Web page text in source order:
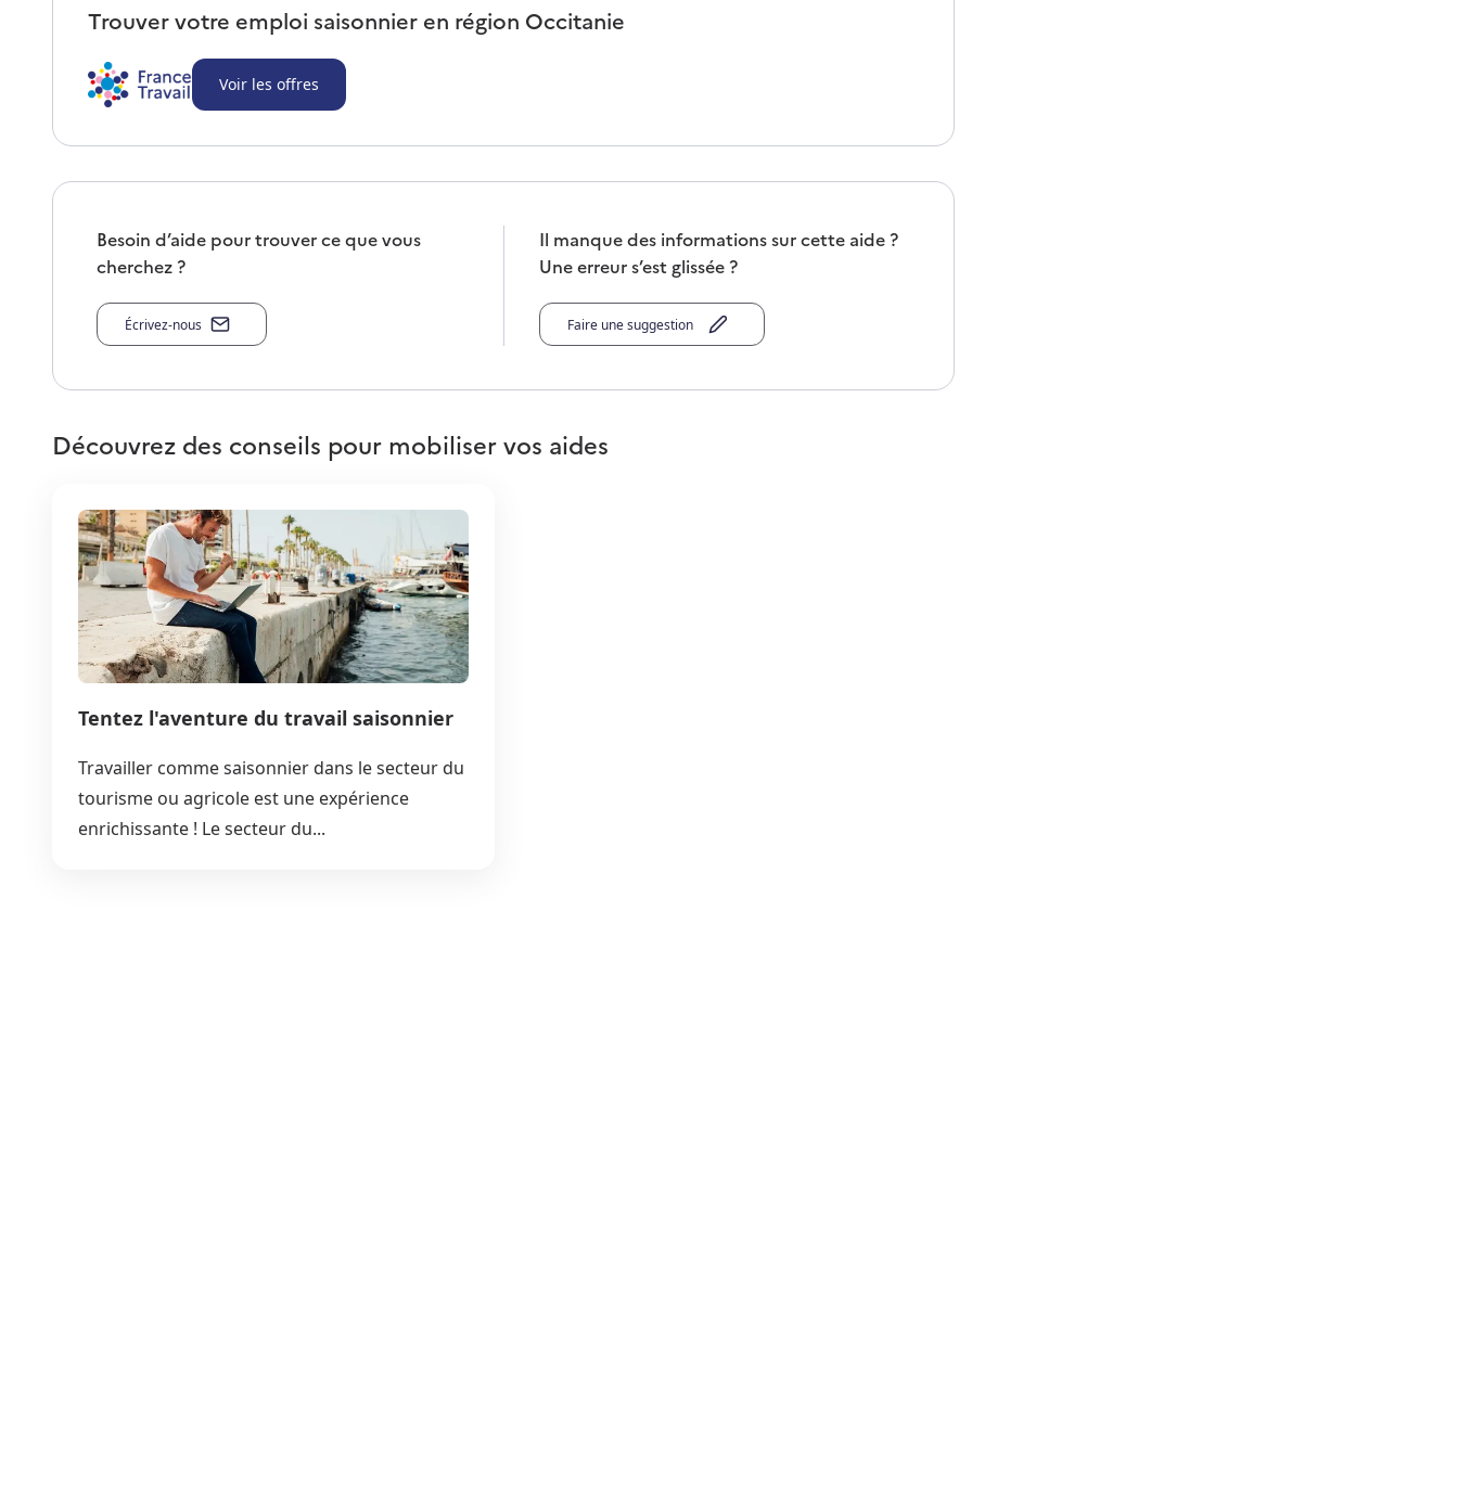
Trouver votre emploi saisonnier en région Occitanie
Voir les offres
Besoin d’aide pour trouver ce que vous
cherchez ?
Écrivez-nous
Il manque des informations sur cette aide ?
Une erreur s’est glissée ?
Faire une suggestion
Découvrez des conseils pour mobiliser vos aides
Tentez l'aventure du travail saisonnier
Travailler comme saisonnier dans le secteur du
tourisme ou agricole est une expérience
enrichissante ! Le secteur du...